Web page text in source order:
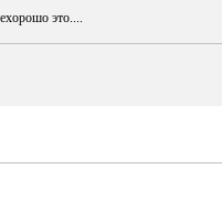
это....